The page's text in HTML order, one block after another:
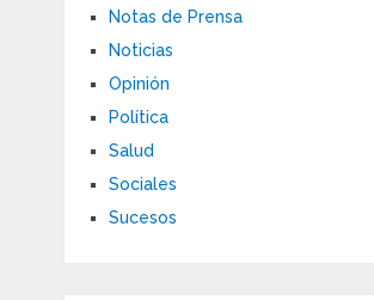
Notas de Prensa
Noticias
Opinión
Política
Salud
Sociales
Sucesos